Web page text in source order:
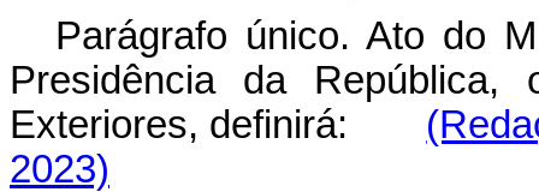
Parágrafo único. Ato do
Presidência da República,
Exteriores, definirá:
2023)